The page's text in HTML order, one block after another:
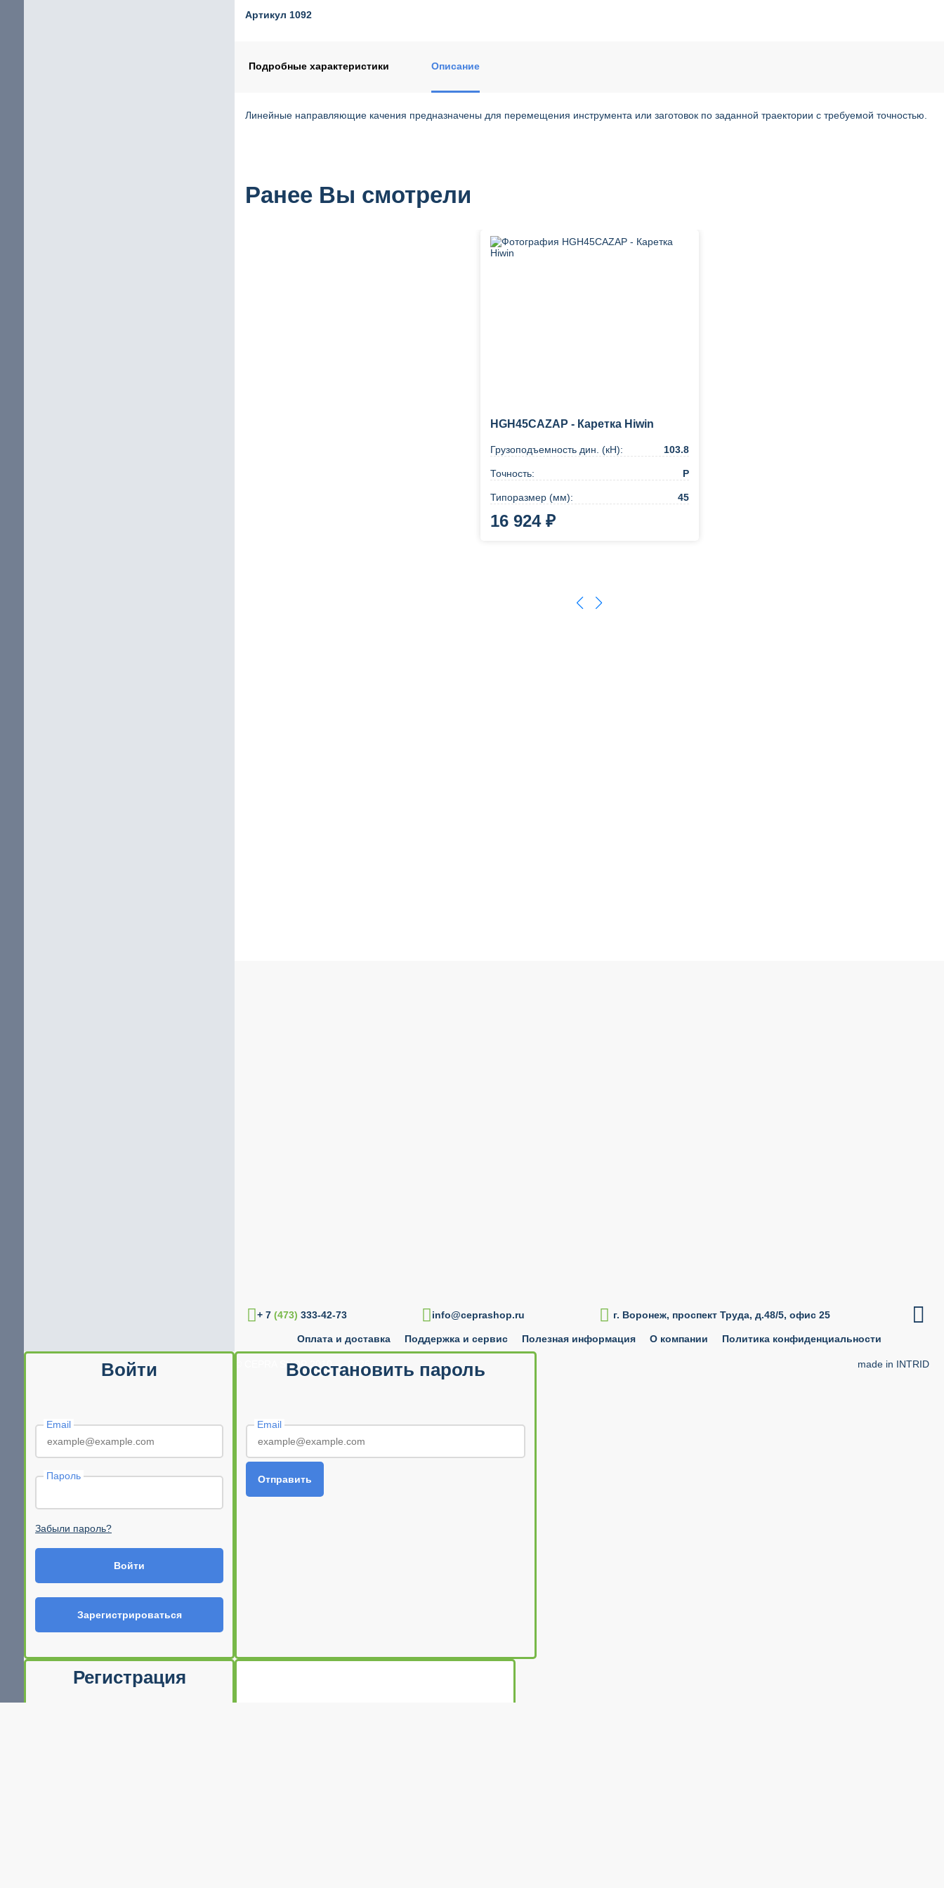
Шаговый двигатель с повышенным крутящим моментом
Артикул 1092
Подробные характеристики Описание
Линейные направляющие качения предназначены для перемещения инструмента или заготовок по заданной траектории с требуемой точностью.
Ранее Вы смотрели
HGH45CAZAP - Каретка Hiwin
Грузоподъемность дин. (кН): 103.8
Точность: Р
Типоразмер (мм): 45
16 924 ₽
+ 7 (473) 333-42-73 info@ceprashop.ru  г. Воронеж, проспект Труда, д.48/5, офис 25 
Оплата и доставка Поддержка и сервис Полезная информация О компании Политика конфиденциальности
© CEPRA SHOP 2010 — 2026 made in INTRID
Войти
Email
Пароль
Забыли пароль?
Войти
Зарегистрироваться
Восстановить пароль
Email
Отправить
Регистрация